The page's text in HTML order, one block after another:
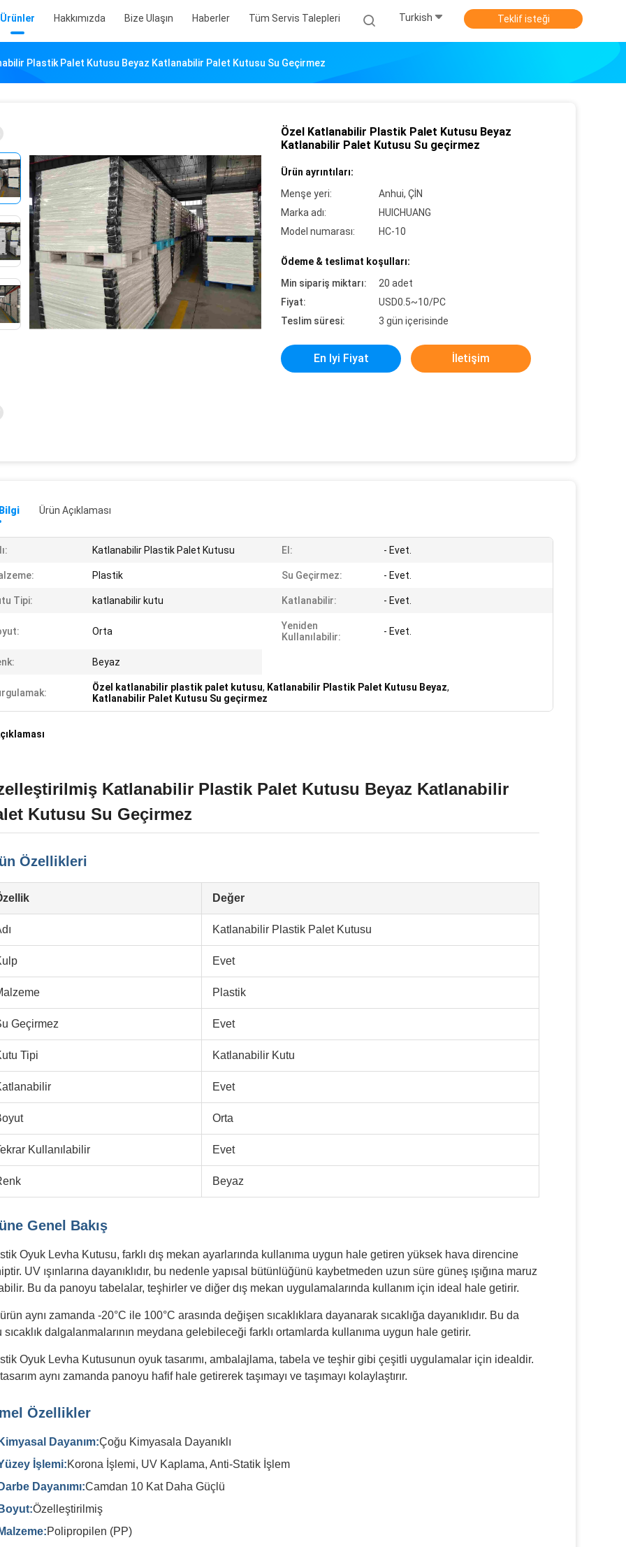
Ürünler Hakkımızda Bize Ulaşın Haberler Tüm Servis Talepleri Turkish Teklif isteği
Plastik Palet Kutusu Beyaz Katlanabilir Palet Kutusu Su Geçirmez
Özel Katlanabilir Plastik Palet Kutusu Beyaz
Katlanabilir Palet Kutusu Su geçirmez
Ürün ayrıntıları:
Menşe yeri:
Anhui, ÇİN
Marka adı:
HUICHUANG
Model numarası:
HC-10
Ödeme & teslimat koşulları:
Min sipariş miktarı:
20 adet
Fiyat:
USD0.5~10/PC
Teslim süresi:
3 gün içerisinde
En Iyi Fiyat İletişim
Ürün Açıklaması
Katlanabilir Plastik Palet Kutusu El: - Evet.
Plastik Su Geçirmez: - Evet.
Tipi: katlanabilir kutu Katlanabilir: - Evet.
Orta
Yeniden
Kullanılabilir:
- Evet.
Beyaz
Özel katlanabilir plastik palet kutusu, Katlanabilir Plastik Palet Kutusu Beyaz,
Katlanabilir Palet Kutusu Su geçirmez
Katlanabilir Plastik Palet Kutusu Beyaz Katlanabilir
Kutusu Su Geçirmez
Özellikleri
Değer
Katlanabilir Plastik Palet Kutusu
Evet
Plastik
Geçirmez Evet
Tipi Katlanabilir Kutu
Evet
Orta
Kullanılabilir Evet
Beyaz
Genel Bakış
Oyuk Levha Kutusu, farklı dış mekan ayarlarında kullanıma uygun hale getiren yüksek hava direncine
UV ışınlarına dayanıklıdır, bu nedenle yapısal bütünlüğünü kaybetmeden uzun süre güneş ışığına maruz
Bu da panoyu tabelalar, teşhirler ve diğer dış mekan uygulamalarında kullanım için ideal hale getirir.
aynı zamanda -20°C ile 100°C arasında değişen sıcaklıklara dayanarak sıcaklığa dayanıklıdır. Bu da
sıcaklık dalgalanmalarının meydana gelebileceği farklı ortamlarda kullanıma uygun hale getirir.
Oyuk Levha Kutusunun oyuk tasarımı, ambalajlama, tabela ve teşhir gibi çeşitli uygulamalar için idealdir.
aynı zamanda panoyu hafif hale getirerek taşımayı ve taşımayı kolaylaştırır.
Özellikler
Kimyasal Dayanım:Çoğu Kimyasala Dayanıklı
İşlemi:Korona İşlemi, UV Kaplama, Anti-Statik İşlem
Darbe Dayanımı:Camdan 10 Kat Daha Güçlü
Boyut:Özelleştirilmiş
Malzeme:Polipropilen (PP)